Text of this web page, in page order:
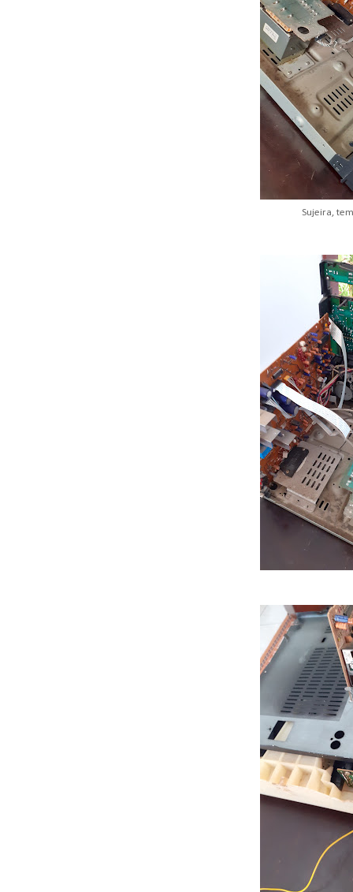
Sujeira,